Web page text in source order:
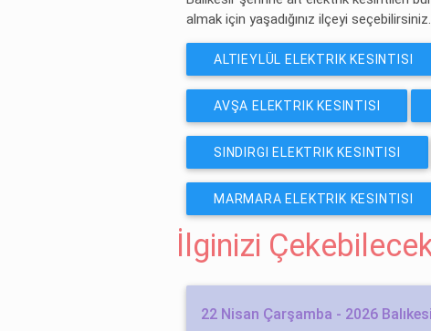
almak için yaşadığınız ilçeyi seçebilirsiniz.
ALTIEYLÜL ELEKTRIK KESINTISI
AVŞA ELEKTRIK KESINTISI
SINDIRGI ELEKTRIK KESINTISI
MARMARA ELEKTRIK KESINTISI
İlginizi
22 Nisan Çarşamba - 2026